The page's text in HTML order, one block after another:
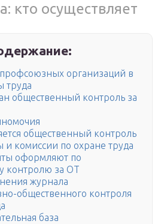
кто осуществляет
организаций в
труда
общественный контроль за
общественный контроль
и комиссии по охране труда
оформляют по
контролю за ОТ
журнала
общественного контроля
база